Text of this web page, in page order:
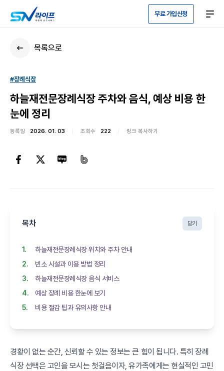
무료 가입신청
목록으로
#장례식장
하늘재전문장례식장 주차와 음식, 예상 비용 한
눈에 정리
등록일 2026. 01. 03 조회수 222 링크 복사하기
목차 닫기
하늘재전문장례식장 위치와 주차 안내
빈소 시설과 이용 방법 정리
하늘재전문장례식장 음식 서비스
예상 장례 비용 한눈에 보기
비용 절감 팁과 유의사항 안내
경황이 없는 순간, 신뢰할 수 있는 정보는 큰 힘이 됩니다. 특히 장례
식장 선택은 고인을 모시는 첫걸음이자, 유가족에게는 현실적인 고민